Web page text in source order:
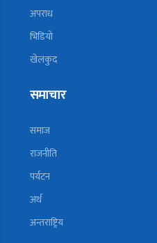
अपराध
भिडियो
खेलकुद
समाचार
समाज
राजनीति
पर्यटन
अर्थ
अन्तराष्ट्रिय